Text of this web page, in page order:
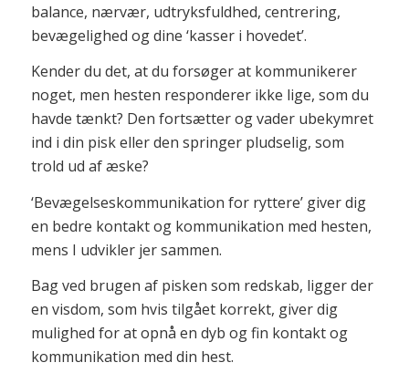
balance, nærvær, udtryksfuldhed, centrering,
bevægelighed og dine ‘kasser i hovedet’.
Kender du det, at du forsøger at kommunikerer
noget, men hesten responderer ikke lige, som du
havde tænkt? Den fortsætter og vader ubekymret
ind i din pisk eller den springer pludselig, som
trold ud af æske?
‘Bevægelseskommunikation for ryttere’ giver dig
en bedre kontakt og kommunikation med hesten,
mens I udvikler jer sammen.
Bag ved brugen af pisken som redskab, ligger der
en visdom, som hvis tilgået korrekt, giver dig
mulighed for at opnå en dyb og fin kontakt og
kommunikation med din hest.